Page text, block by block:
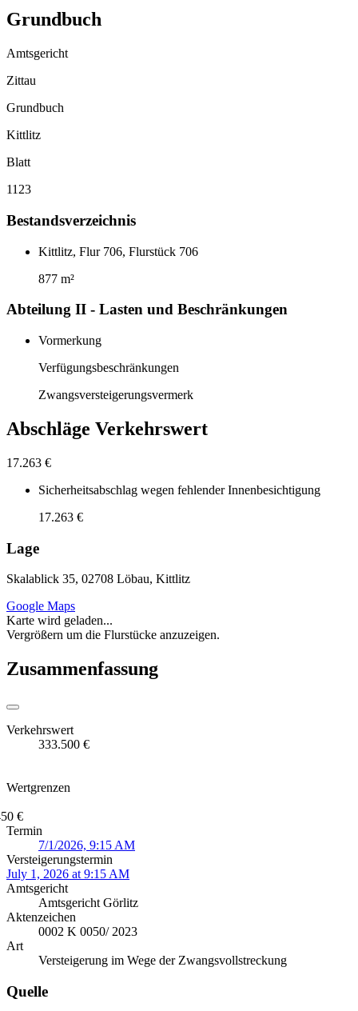
Grundbuch
Amtsgericht
Zittau
Grundbuch
Kittlitz
Blatt
1123
Bestandsverzeichnis
Kittlitz, Flur 706, Flurstück 706
877 m²
Abteilung II - Lasten und Beschränkungen
Vormerkung
Verfügungsbeschränkungen
Zwangsversteigerungsvermerk
Abschläge Verkehrswert
17.263 €
Sicherheitsabschlag wegen fehlender Innenbesichtigung
17.263 €
Lage
Skalablick 35, 02708 Löbau, Kittlitz
Google Maps
Karte wird geladen...
Vergrößern um die Flurstücke anzuzeigen.
Zusammenfassung
Verkehrswert
333.500 €
Wertgrenzen
€
Termin
7/1/2026, 9:15 AM
Versteigerungstermin
July 1, 2026 at 9:15 AM
Amtsgericht
Amtsgericht Görlitz
Aktenzeichen
0002 K 0050/ 2023
Art
Versteigerung im Wege der Zwangsvollstreckung
Quelle